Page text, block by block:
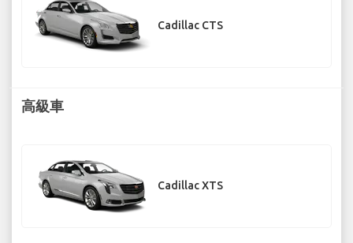
Cadillac CTS
高級車
Cadillac XTS